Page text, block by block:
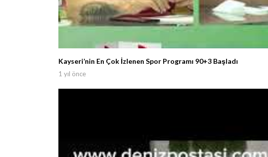
Kayseri’nin En Çok İzlenen Spor Programı 90+3 Başladı
1 yıl önce